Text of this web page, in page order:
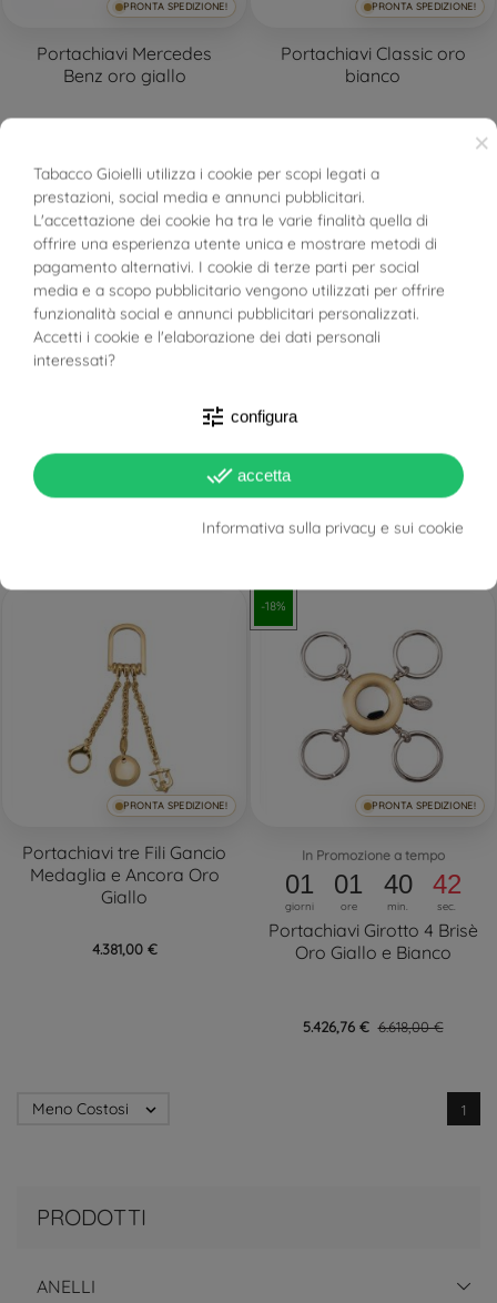
PRODOTTI
ANELLI
PRONTA SPEDIZIONE!
Portachiavi Mercedes
Benz oro giallo
PRONTA SPEDIZIONE!
Portachiavi Classic oro
bianco
PRONTA SPEDIZIONE!
Portachiavi Love Lapis Portachiavi Love Onice
PRONTA SPEDIZIONE!
Portachiavi tre Fili Gancio
Medaglia e Ancora Oro
Giallo
4.381,00 €
-18%
PRONTA SPEDIZIONE!
In Promozione a tempo
01
giorni
01
ore
40
min.
42
sec.
Portachiavi Girotto 4 Brisè
Oro Giallo e Bianco
5.426,76 € 6.618,00 €
Meno Costosi  1
×
Tabacco Gioielli utilizza i cookie per scopi legati a
prestazioni, social media e annunci pubblicitari.
L'accettazione dei cookie ha tra le varie finalità quella di
offrire una esperienza utente unica e mostrare metodi di
pagamento alternativi. I cookie di terze parti per social
media e a scopo pubblicitario vengono utilizzati per offrire
funzionalità social e annunci pubblicitari personalizzati.
Accetti i cookie e l'elaborazione dei dati personali
interessati?
tune configura
done_all accetta
Informativa sulla privacy e sui cookie